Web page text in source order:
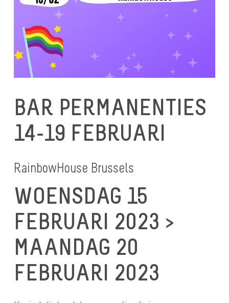
BAR PERMANENTIES
14-19 FEBRUARI
RainbowHouse Brussels
WOENSDAG 15
FEBRUARI 2023 >
MAANDAG 20
FEBRUARI 2023